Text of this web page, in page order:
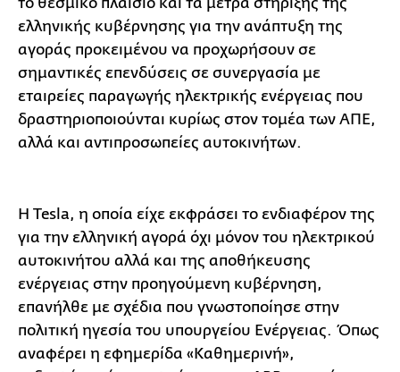
ελληνικής κυβέρνησης για την ανάπτυξη της
αγοράς προκειμένου να προχωρήσουν σε
σημαντικές επενδύσεις σε συνεργασία με
εταιρείες παραγωγής ηλεκτρικής ενέργειας που
δραστηριοποιούνται κυρίως στον τομέα των ΑΠΕ,
αλλά και αντιπροσωπείες αυτοκινήτων.
Η Tesla, η οποία είχε εκφράσει το ενδιαφέρον της
για την ελληνική αγορά όχι μόνον του ηλεκτρικού
αυτοκινήτου αλλά και της αποθήκευσης
ενέργειας στην προηγούμενη κυβέρνηση,
επανήλθε με σχέδια που γνωστοποίησε στην
πολιτική ηγεσία του υπουργείου Ενέργειας. Όπως
αναφέρει η εφημερίδα «Καθημερινή»,